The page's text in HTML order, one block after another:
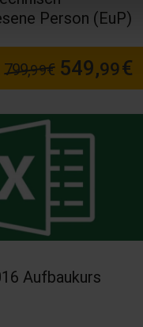
Person (EuP)
799,99€ 549,99€
Aufbaukurs